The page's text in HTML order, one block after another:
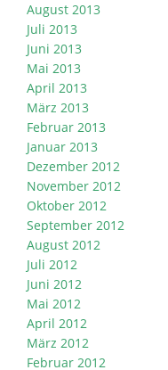
August 2013
Juli 2013
Juni 2013
Mai 2013
April 2013
März 2013
Februar 2013
Januar 2013
Dezember 2012
November 2012
Oktober 2012
September 2012
August 2012
Juli 2012
Juni 2012
Mai 2012
April 2012
März 2012
Februar 2012